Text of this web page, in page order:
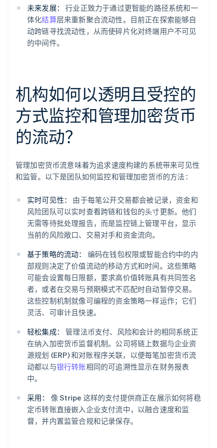
未来发展：
行业正致力于通过更智能的路径系统和一
体化结算层来重新聚合流动性。目前正在探索能够自
动跨链寻找流动性，从而使碎片化对终端用户不可见
的中间件。
机构如何以透明且受控的
方式监控和管理加密货币
的流动？
管理加密货币流意味着为追求速度构建的系统带来可见性
和监管。以下是团队如何监控和管理加密货币的方法：
实时可见性：
由于每笔公开交易都会被记录，资金和
风险团队可以实时查看跨链和钱包的头寸更新。他们
无需等待批处理报告，而是监控链上管理平台，显示
当前的风险敞口、交易对手和资金流向。
基于策略的流动：
编码在钱包权限或智能合约中的内
部规则决定了价值流动的移动方式和时间。这些策略
可能会设置每日限额，要求高价值转账具有共同签名
者，或者在交易与预期模式不匹配时自动暂停交易。
这些控制机制就像可编程的资金策略一样运作；它们
灵活、可审计且快速。
轻松集成：
管理法币支付、风险和会计的相同系统正
在纳入加密货币监督机制。公司将链上数据与企业资
源规划 (ERP) 和对账程序关联，以便每笔加密货币流
动都以与银行转账相同的可追溯性显示在财务报表
中。
采用：
像 Stripe 这样的支付提供商正在展示如何将稳
定币转账直接嵌入企业支付流中，以融合速度和监
督，并内置监管合规和记录保存。